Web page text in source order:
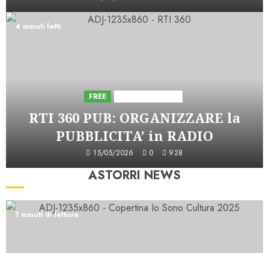
4 minuti letti
FREE
RTI 360 PUB: ORGANIZZARE la
PUBBLICITA’ in RADIO
15/05/2026 0 928
ASTORRI NEWS
1 minuti di lettura